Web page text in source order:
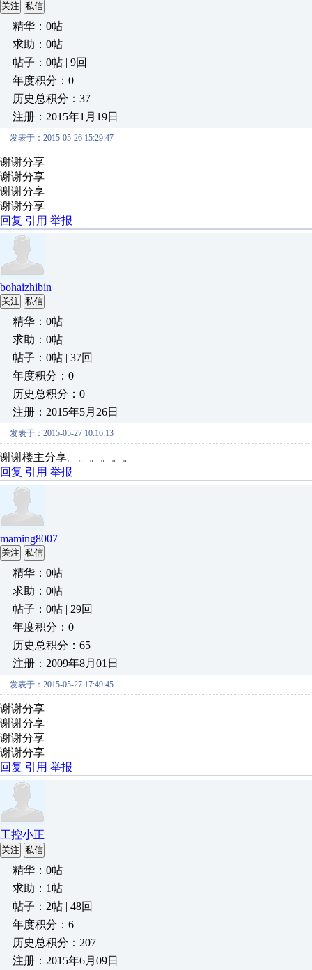
关注 私信
精华：0帖
求助：0帖
帖子：0帖 | 9回
年度积分：0
历史总积分：37
注册：2015年1月19日
发表于：2015-05-26 15:29:47
谢谢分享
谢谢分享
谢谢分享
谢谢分享
回复 引用 举报
bohaizhibin
关注 私信
精华：0帖
求助：0帖
帖子：0帖 | 37回
年度积分：0
历史总积分：0
注册：2015年5月26日
发表于：2015-05-27 10:16:13
谢谢楼主分享。。。。。。
回复 引用 举报
maming8007
关注 私信
精华：0帖
求助：0帖
帖子：0帖 | 29回
年度积分：0
历史总积分：65
注册：2009年8月01日
发表于：2015-05-27 17:49:45
谢谢分享
谢谢分享
谢谢分享
谢谢分享
回复 引用 举报
工控小正
关注 私信
精华：0帖
求助：1帖
帖子：2帖 | 48回
年度积分：6
历史总积分：207
注册：2015年6月09日